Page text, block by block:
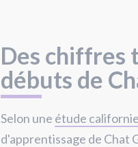
Des chiffres
débuts de
Selon une étude
d'apprentissage de Chat